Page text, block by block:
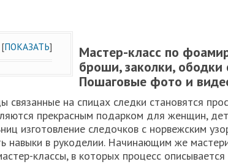
[ПОКАЗАТЬ]
Мастер-класс по
броши, заколки, ободки
Пошаговые фото и
связанные на спицах следки становятся
прекрасным подарком для женщин,
изготовление следочков с норвежским
навыки в рукоделии. Начинающим же
классы, в которых процесс